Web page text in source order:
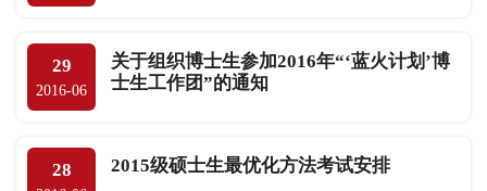
29
2016-06
关于组织博士生参加2016年“‘蓝火计划’博
士生工作团”的通知
28 2015级硕士生最优化方法考试安排